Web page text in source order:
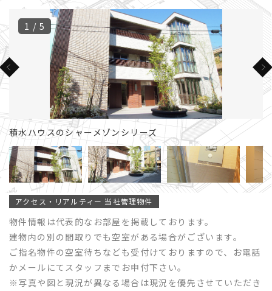
1 / 5
積水ハウスのシャーメゾンシリーズ
アクセス・リアルティー 当社管理物件
物件情報は代表的なお部屋を掲載しております。
建物内の別の間取りでも空室がある場合がございます。
ご指名物件の空室待ちなども受付けておりますので、お電話
かメールにてスタッフまでお申付下さい。
※写真や図と現況が異なる場合は現況を優先させていただき